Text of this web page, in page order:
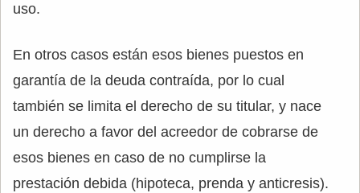
uso.
En otros casos están esos bienes puestos en
garantía de la deuda contraída, por lo cual
también se limita el derecho de su titular, y nace
un derecho a favor del acreedor de cobrarse de
esos bienes en caso de no cumplirse la
prestación debida (hipoteca, prenda y anticresis).